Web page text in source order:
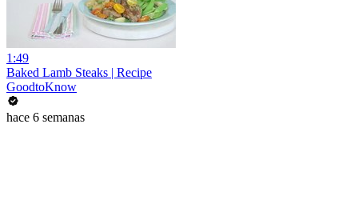
1:49
Baked Lamb Steaks | Recipe
GoodtoKnow
hace 6 semanas